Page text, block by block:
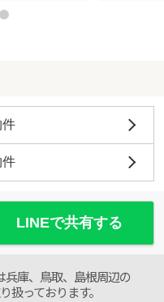
件
件
LINEで共有する
兵庫、鳥取、島根周辺の
扱っております。